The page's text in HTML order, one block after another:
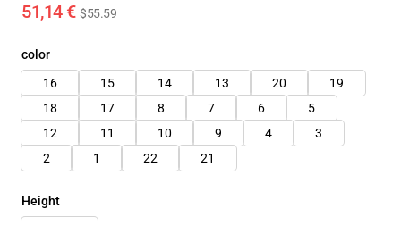
51,14 € $55.59
color
16
15 14 13 20
19
18
17 8 7 6
5
12
11 10 9 4
3
2
1 22 21
Height